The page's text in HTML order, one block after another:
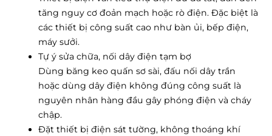
tăng nguy cơ đoản mạch hoặc rò điện. Đặc biệt là
các thiết bị công suất cao như bàn ủi, bếp điện,
máy sưởi.
Tự ý sửa chữa, nối dây điện tạm bợ
Dùng băng keo quấn sơ sài, đấu nối dây trần
hoặc dùng dây điện không đúng công suất là
nguyên nhân hàng đầu gây phóng điện và cháy
chập.
Đặt thiết bị điện sát tường, không thoáng khí